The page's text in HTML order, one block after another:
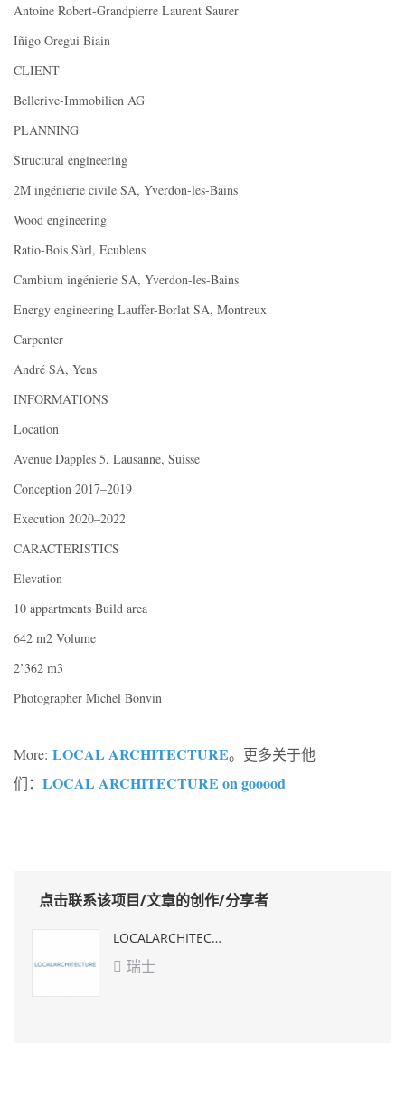
Antoine Robert-Grandpierre Laurent Saurer
Iñigo Oregui Biain
CLIENT
Bellerive-Immobilien AG
PLANNING
Structural engineering
2M ingénierie civile SA, Yverdon-les-Bains
Wood engineering
Ratio-Bois Sàrl, Ecublens
Cambium ingénierie SA, Yverdon-les-Bains
Energy engineering Lauffer-Borlat SA, Montreux
Carpenter
André SA, Yens
INFORMATIONS
Location
Avenue Dapples 5, Lausanne, Suisse
Conception 2017–2019
Execution 2020–2022
CARACTERISTICS
Elevation
10 appartments Build area
642 m2 Volume
2’362 m3
Photographer Michel Bonvin
More: LOCAL ARCHITECTURE。更多关于他
们： LOCAL ARCHITECTURE on gooood
点击联系该项目/文章的创作/分享者
LOCALARCHITECTURE
 瑞士